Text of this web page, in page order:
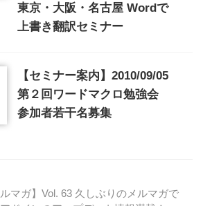
東京・大阪・名古屋 Wordで
上書き翻訳セミナー
【セミナー案内】2010/09/05
第２回ワードマクロ勉強会
参加者若干名募集
ルマガ】Vol. 63 久しぶりのメルマガで